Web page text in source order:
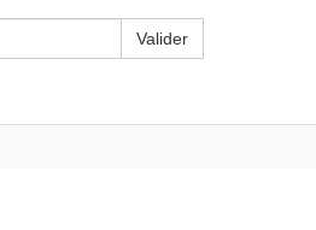
Valider